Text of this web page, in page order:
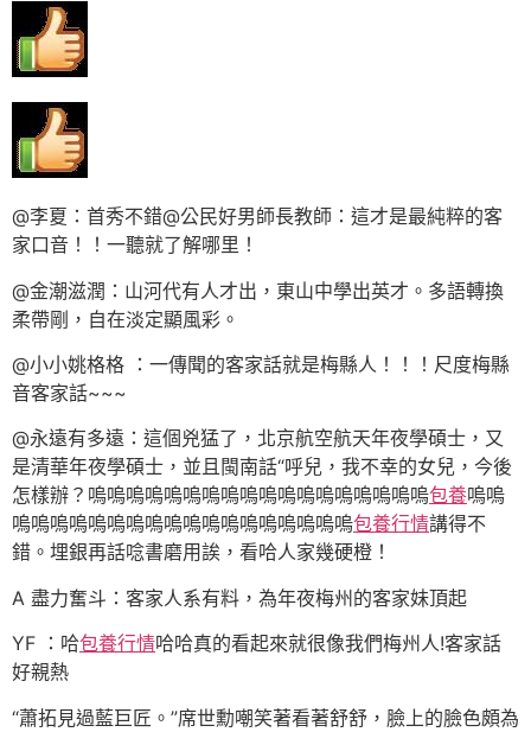
@李夏：首秀不錯@公民好男師長教師：這才是最純粹的客
家口音！！一聽就了解哪里！
@金潮滋潤：山河代有人才出，東山中學出英才。多語轉換
柔帶剛，自在淡定顯風彩。
@小小姚格格 ：一傳聞的客家話就是梅縣人！！！尺度梅縣
音客家話~~~
@永遠有多遠：這個兇猛了，北京航空航天年夜學碩士，又
是清華年夜學碩士，並且閩南話“呼兒，我不幸的女兒，今後
怎樣辦？嗚嗚嗚嗚嗚嗚嗚嗚嗚嗚嗚嗚嗚嗚嗚嗚嗚嗚包養嗚嗚
嗚嗚嗚嗚嗚嗚嗚嗚嗚嗚嗚嗚嗚嗚嗚嗚嗚嗚包養行情講得不
錯。埋銀再話唸書磨用誒，看哈人家幾硬橙！
A 盡力奮斗：客家人系有料，為年夜梅州的客家妹頂起
YF ：哈包養行情哈哈真的看起來就很像我們梅州人!客家話
好親熱
“蕭拓見過藍巨匠。”席世勳嘲笑著看著舒舒，臉上的臉色頗為